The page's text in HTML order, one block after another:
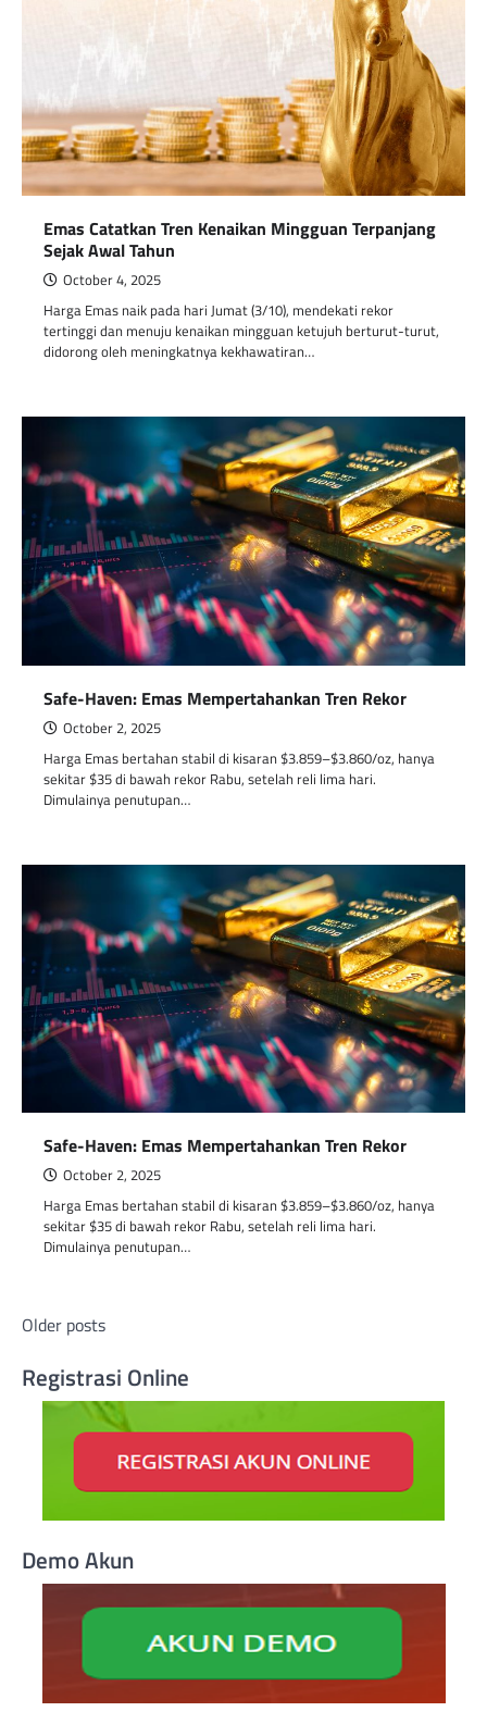
Emas Catatkan Tren Kenaikan Mingguan Terpanjang
Sejak Awal Tahun
October 4, 2025
Harga Emas naik pada hari Jumat (3/10), mendekati rekor
tertinggi dan menuju kenaikan mingguan ketujuh berturut-turut,
didorong oleh meningkatnya kekhawatiran…
Safe-Haven: Emas Mempertahankan Tren Rekor
October 2, 2025
Harga Emas bertahan stabil di kisaran $3.859–$3.860/oz, hanya
sekitar $35 di bawah rekor Rabu, setelah reli lima hari.
Dimulainya penutupan…
Safe-Haven: Emas Mempertahankan Tren Rekor
October 2, 2025
Harga Emas bertahan stabil di kisaran $3.859–$3.860/oz, hanya
sekitar $35 di bawah rekor Rabu, setelah reli lima hari.
Dimulainya penutupan…
Posts
navigation
Older posts
Registrasi Online
Demo Akun